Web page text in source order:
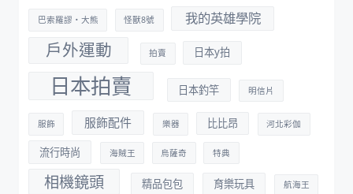
巴索羅謬・大熊 怪獸8號 我的英雄學院
戶外運動 拍賣 日本y拍
日本拍賣 日本釣竿 明信片
服飾 服飾配件 樂器 比比昂 河北彩伽
流行時尚 海賊王 烏薩奇 特典
相機鏡頭 精品包包 育樂玩具 航海王